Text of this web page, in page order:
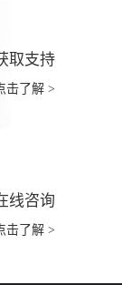
取支持
击了解 >
线咨询
击了解 >